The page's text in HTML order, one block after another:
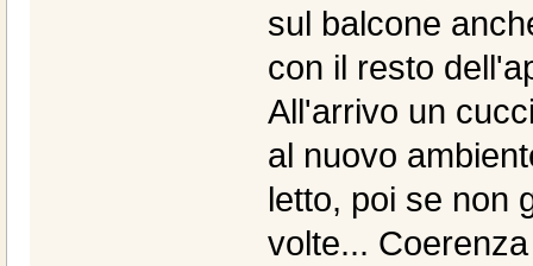
sul balcone
con il resto
All'arrivo un
al nuovo
letto, poi se non
volte...